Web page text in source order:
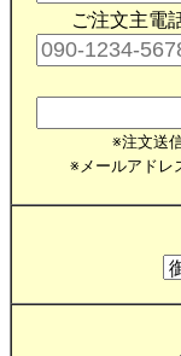
ご注文主電
※注文送
※メールアドレ